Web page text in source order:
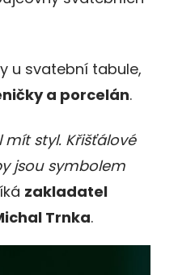
u svatební tabule,
a porcelán.
mít styl. Křišťálové
jsou symbolem
zakladatel
Trnka.